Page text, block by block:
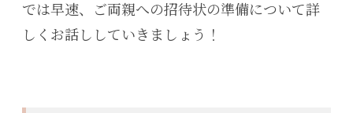
では早速、ご両親への招待状の準備について詳
しくお話ししていきましょう！